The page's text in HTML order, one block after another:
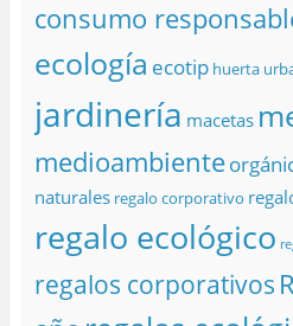
consumo
ecología ecotip huerta
jardinería macetas
medioambiente
naturales regalo corporativo
regalo ecológico
regalos corporativos